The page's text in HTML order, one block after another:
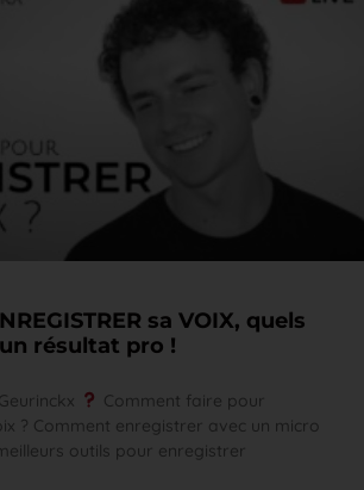
sa VOIX, quels
résultat pro !
Comment faire pour
? Comment enregistrer avec un micro
outils pour enregistrer